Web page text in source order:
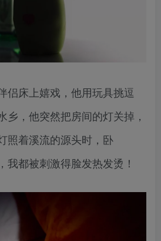
侣床上嬉戏，他用玩具挑逗
乡，他突然把房间的灯关掉，
照着溪流的源头时，卧
我都被刺激得脸发热发烫！